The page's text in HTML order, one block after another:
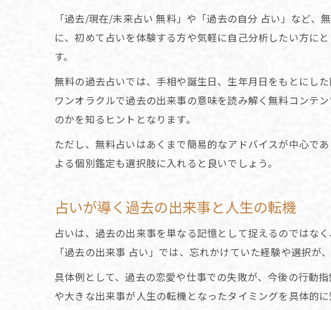
過
「過去/現在/未来占い 無料」や「過去の自分 占い」など
に、初めて占いを体験する方や気軽に自己分析したい方に
す。
無料の過去占いでは、手相や誕生日、生年月日をもとにし
ワンオラクルで過去の出来事の意味を読み解く無料コンテ
のかを知るヒントとなります。
ただし、無料占いはあくまで簡易的なアドバイスが中心で
よる個別鑑定も選択肢に入れると良いでしょう。
占いが導く過去の出来事と人生の転機
占いは、過去の出来事を単なる記憶として捉えるのではな
「過去の出来事 占い」では、忘れかけていた経験や選択が
具体例として、過去の恋愛や仕事での失敗が、今後の行動
や大きな出来事が人生の転機となったタイミングを具体的